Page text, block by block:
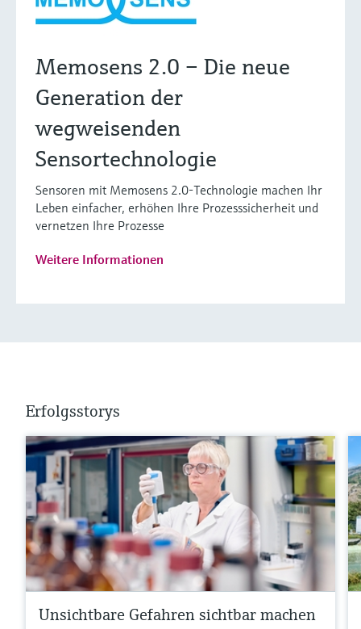
Memosens 2.0 – Die neue
Generation der
wegweisenden
Sensortechnologie
Sensoren mit Memosens 2.0-Technologie machen Ihr
Leben einfacher, erhöhen Ihre Prozesssicherheit und
vernetzen Ihre Prozesse
Weitere Informationen
Erfolgsstorys
Unsichtbare Gefahren sichtbar machen